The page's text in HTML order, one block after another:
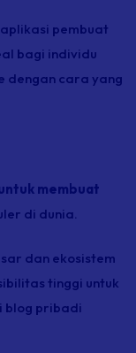
pembuat
bagi individu
dengan cara yang
membuat
di dunia.
dan ekosistem
tinggi untuk
blog pribadi